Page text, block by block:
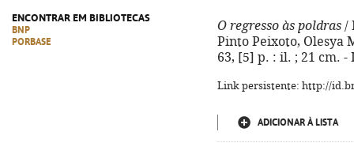
ENCONTRAR EM BIBLIOTECAS
BNP
PORBASE
O regresso às poldras /
Pinto Peixoto, Olesya
63, [5] p. : il. ; 21 cm. -
Link persistente: http://
ADICIONAR À LISTA